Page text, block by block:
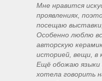
Мне нравится
проявлениях,
посещаю
Особенно люблю
авторскую
историей, вещи, в
Ещё обожаю языки
хотела говорить